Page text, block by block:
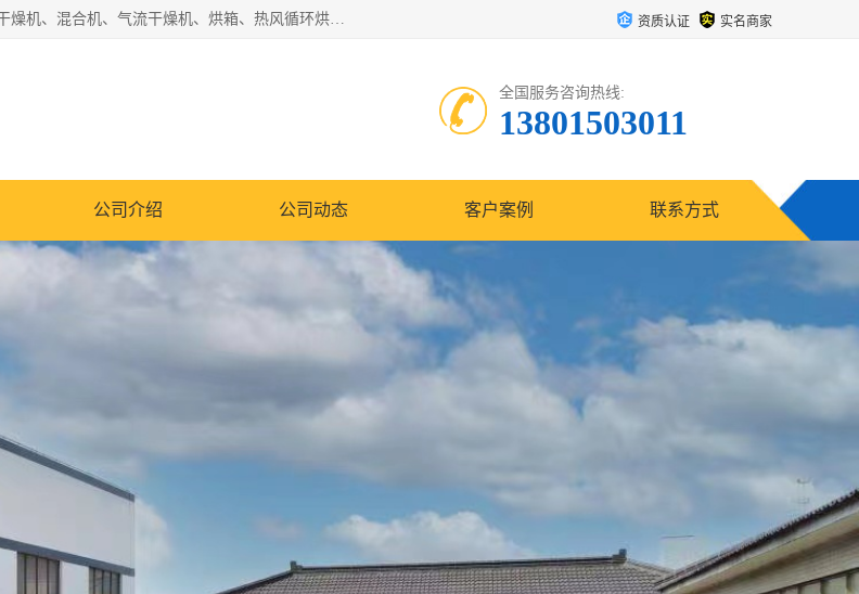
常州市圣祥干燥设备有限公司以生产干燥设备为主导产品，提供：干燥设备、干燥机、混合机、气流干燥机、烘箱、热风循环烘箱、沸腾干燥机、烘干机、喷雾干燥机等产品的生产、制造与销售服务。 资质认证 实名商家
全国服务咨询热线:
13801503011
公司介绍 公司动态 客户案例 联系方式